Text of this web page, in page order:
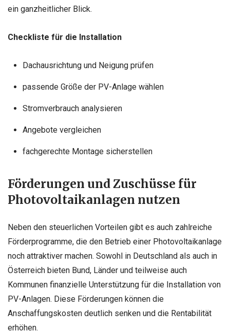
ein ganzheitlicher Blick.
Checkliste für die Installation
Dachausrichtung und Neigung prüfen
passende Größe der PV-Anlage wählen
Stromverbrauch analysieren
Angebote vergleichen
fachgerechte Montage sicherstellen
Förderungen und Zuschüsse für
Photovoltaikanlagen nutzen
Neben den steuerlichen Vorteilen gibt es auch zahlreiche
Förderprogramme, die den Betrieb einer Photovoltaikanlage
noch attraktiver machen. Sowohl in Deutschland als auch in
Österreich bieten Bund, Länder und teilweise auch
Kommunen finanzielle Unterstützung für die Installation von
PV-Anlagen. Diese Förderungen können die
Anschaffungskosten deutlich senken und die Rentabilität
erhöhen.